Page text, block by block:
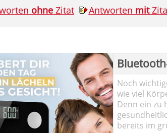
ohneZitat Antworten mit
Noch
wie viel
Denn ein zu
bereits im